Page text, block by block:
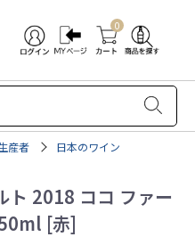
0
産者 日本のワイン
ト 2018 ココ ファー
[赤]